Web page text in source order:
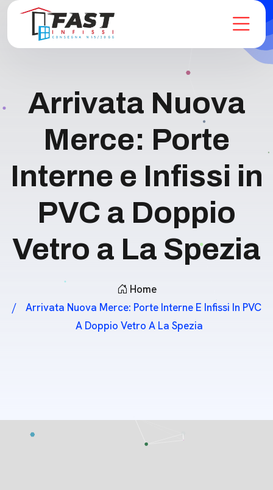
Arrivata Nuova
Merce: Porte
Interne e Infissi in
PVC a Doppio
Vetro a La Spezia
Home
Arrivata Nuova Merce: Porte Interne E Infissi In PVC
A Doppio Vetro A La Spezia